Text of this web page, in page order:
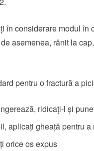
în considerare modul
asemenea, rănit la
pentru o fractură a
ridicați-l și
aplicați gheață pentru
orice os expus